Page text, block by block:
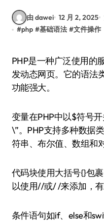
由 dawei 12 月 2, 2025
#php #基础语法 #文件操作
PHP是一种广泛使用的服务器端脚本语言，适合开
发动态网页。它的语法
功能强大。
变量在PHP中以$符号
\”。PHP支持多种数据
符串、布尔值、数组和
代码块使用大括号{}包
以使用//或/ /来添加，有
条件语句如if、else和